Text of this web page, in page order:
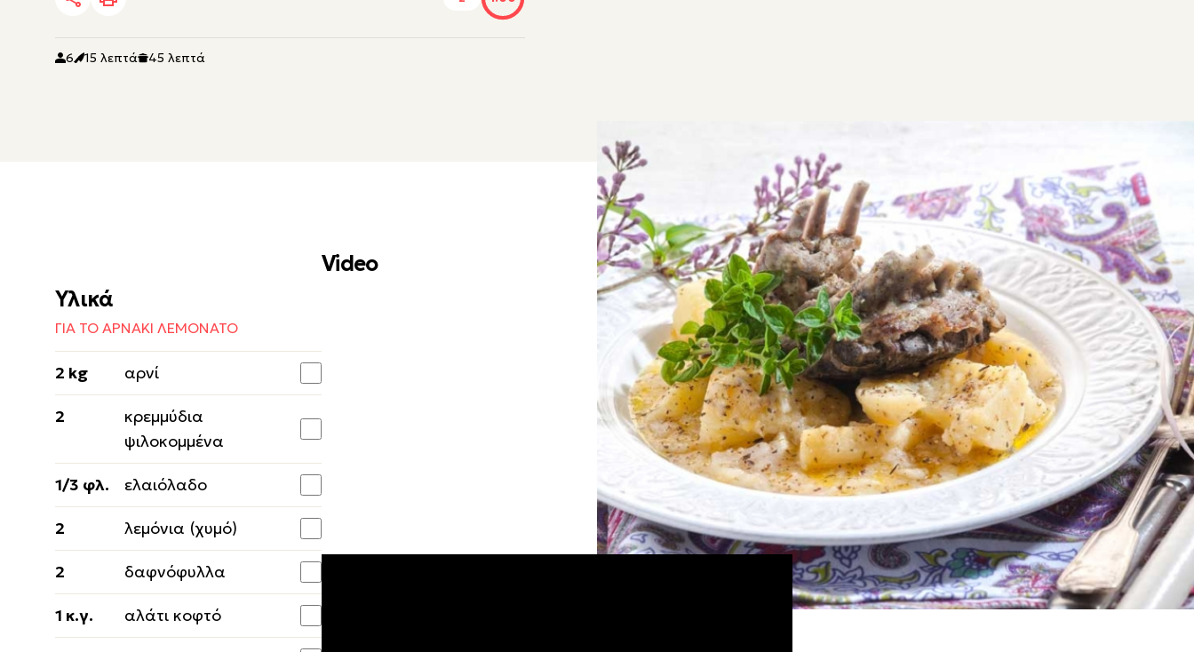
6 15 λεπτά 45 λεπτά
Υλικά
ΓΙΑ ΤΟ ΑΡΝΑΚΙ ΛΕΜΟΝΑΤΟ
2 kg αρνί
2
κρεμμύδια
ψιλοκομμένα
1/3 φλ. ελαιόλαδο
2 λεμόνια (χυμό)
2 δαφνόφυλλα
1 κ.γ. αλάτι κοφτό
Video